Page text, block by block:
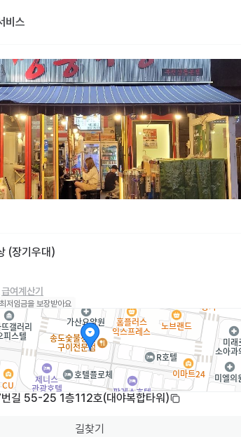
비스
(장기우대)
급여계산기
저임금을 보장받아요
길 55-25 1층112호(대야복합타워)
길찾기